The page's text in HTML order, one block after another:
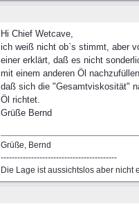
Hi Chief Wetcave,
ich weiß nicht ob`s stimmt, aber
einer erklärt, daß es nicht
mit einem anderen Öl
daß sich die "Gesamtviskosität"
Öl richtet.
Grüße Bernd
Grüße, Bernd
------------------------------------------
Die Lage ist aussichtslos aber nicht